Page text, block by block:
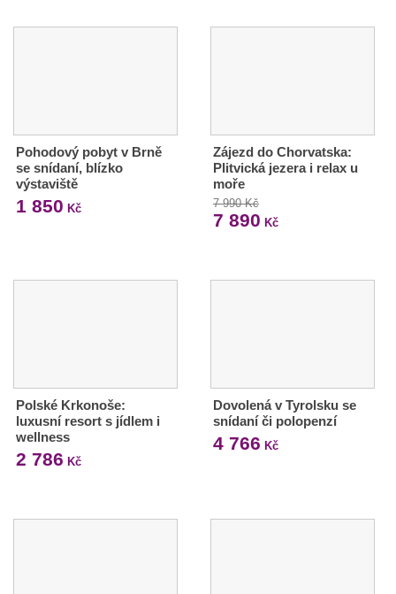
Pohodový pobyt v Brně
se snídaní, blízko
výstaviště
1 850 Kč
Zájezd do Chorvatska:
Plitvická jezera i relax u
moře
7 990 Kč
7 890 Kč
Polské Krkonoše:
luxusní resort s jídlem i
wellness
2 786 Kč
Dovolená v Tyrolsku se
snídaní či polopenzí
4 766 Kč